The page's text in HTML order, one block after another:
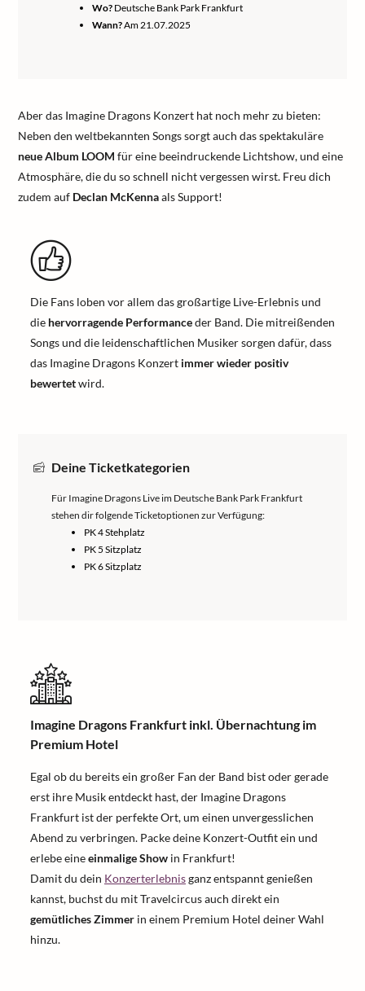
Wo? Deutsche Bank Park Frankfurt
Wann?Am 21.07.2025
Aber das Imagine Dragons Konzert hat noch mehr zu bieten:
Neben den weltbekannten Songs sorgt auch das spektakuläre
neue Album LOOM für eine beeindruckende Lichtshow, und eine
Atmosphäre, die du so schnell nicht vergessen wirst. Freu dich
zudem auf Declan McKennaals Support!
Die Fans loben vor allem das großartige Live-Erlebnis und
die hervorragende Performanceder Band. Die mitreißenden
Songs und die leidenschaftlichen Musiker sorgen dafür, dass
das Imagine Dragons Konzert immer wieder positiv
bewertetwird.
Deine Ticketkategorien
Für Imagine Dragons Live im Deutsche Bank Park Frankfurt
stehen dir folgende Ticketoptionen zur Verfügung:
PK 4 Stehplatz
PK 5 Sitzplatz
PK 6 Sitzplatz
Imagine Dragons Frankfurt inkl. Übernachtung im
Premium Hotel
Egal ob du bereits ein großer Fan der Band bist oder gerade
erst ihre Musik entdeckt hast, der Imagine Dragons
Frankfurt ist der perfekte Ort, um einen unvergesslichen
Abend zu verbringen. Packe deine Konzert-Outfit ein und
erlebe eineeinmalige Show in Frankfurt!
Damit du dein Konzerterlebnisganz entspannt genießen
kannst, buchst du mit Travelcircus auch direkt ein
gemütliches Zimmer in einem Premium Hotel deiner Wahl
hinzu.